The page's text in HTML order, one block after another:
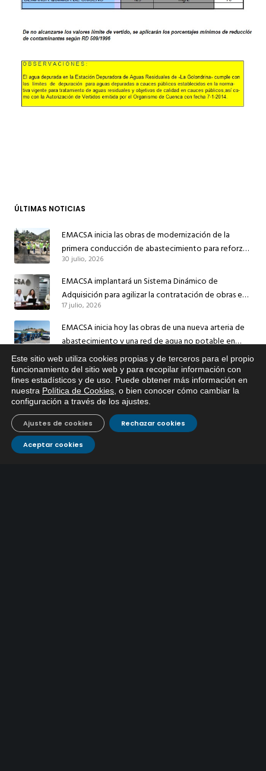
ÚLTIMAS NOTICIAS
EMACSA inicia las obras de modernización de la
primera conducción de abastecimiento para reforzar
el suministro de agua de Córdoba
30 julio, 2026
EMACSA implantará un Sistema Dinámico de
Adquisición para agilizar la contratación de obras en
sus redes e instalaciones
17 julio, 2026
EMACSA inicia hoy las obras de una nueva arteria de
abastecimiento y una red de agua no potable en
Ingeniero Ruiz de Azúa
Caracterización ZA Córdoba Red Quemadas- 1ª Sem
2026
9 julio, 2026
Caracterización ZA Córdoba Red Carrera Caballo-1º
Sem 2026
9 julio, 2026
Este sitio web utiliza cookies propias y de terceros para el propio
funcionamiento del sitio web y para recopilar información con
fines estadísticos y de uso. Puede obtener más información en
nuestra Política de Cookies , o bien conocer cómo cambiar la
configuración a través de los ajustes
Aceptar cookies
Rechazar cookies
Ajustes de cookies
Si tiene cualquier duda sobre
EMACSA, haga click abajo.